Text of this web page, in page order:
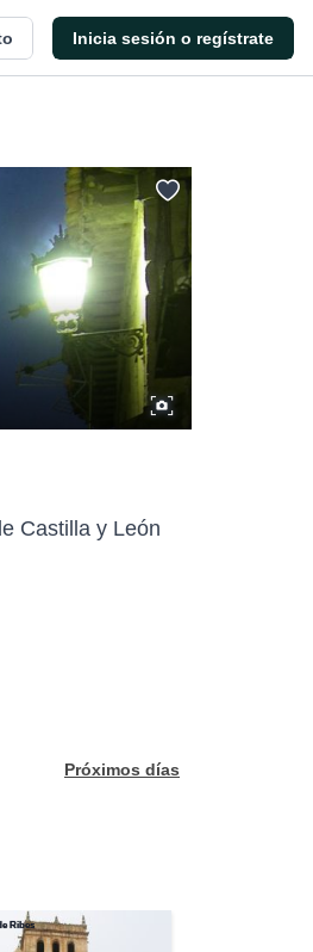
Inicia sesión o regístrate
Castilla y León
Próximos días
Ribes